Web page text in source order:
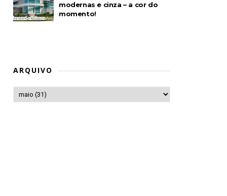
modernas e cinza – a cor do
momento!
ARQUIVO